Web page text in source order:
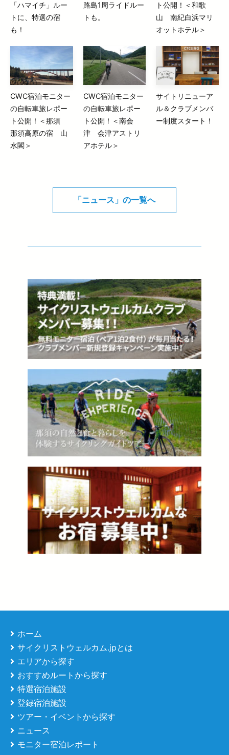
「ハマイチ」ルー
トに、特選の宿
も！
路島1周ライドルー
トも。
ト公開！＜和歌
山 南紀白浜マリ
オットホテル＞
CWC宿泊モニター
の自転車旅レポー
ト公開！＜那須
那須高原の宿 山
水閣＞
CWC宿泊モニター
の自転車旅レポー
ト公開！＜南会
津 会津アストリ
アホテル＞
サイトリニューア
ル＆クラブメンバ
ー制度スタート！
「ニュース」の一覧へ
ホーム
サイクリストウェルカム.jpとは
エリアから探す
おすすめルートから探す
特選宿泊施設
登録宿泊施設
ツアー・イベントから探す
ニュース
モニター宿泊レポート